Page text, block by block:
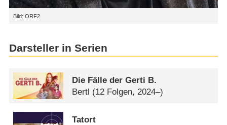
Bild: ORF2
Darsteller in Serien
Die Fälle der Gerti B.
Bertl (12 Folgen, 2024–)
Tatort